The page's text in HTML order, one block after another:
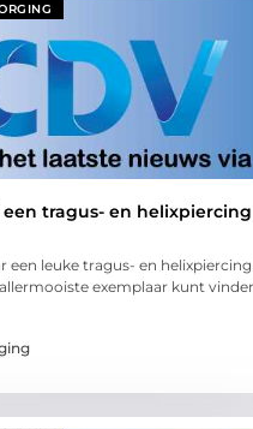
tragus- en
een leuke tragus- en
exemplaar kunt